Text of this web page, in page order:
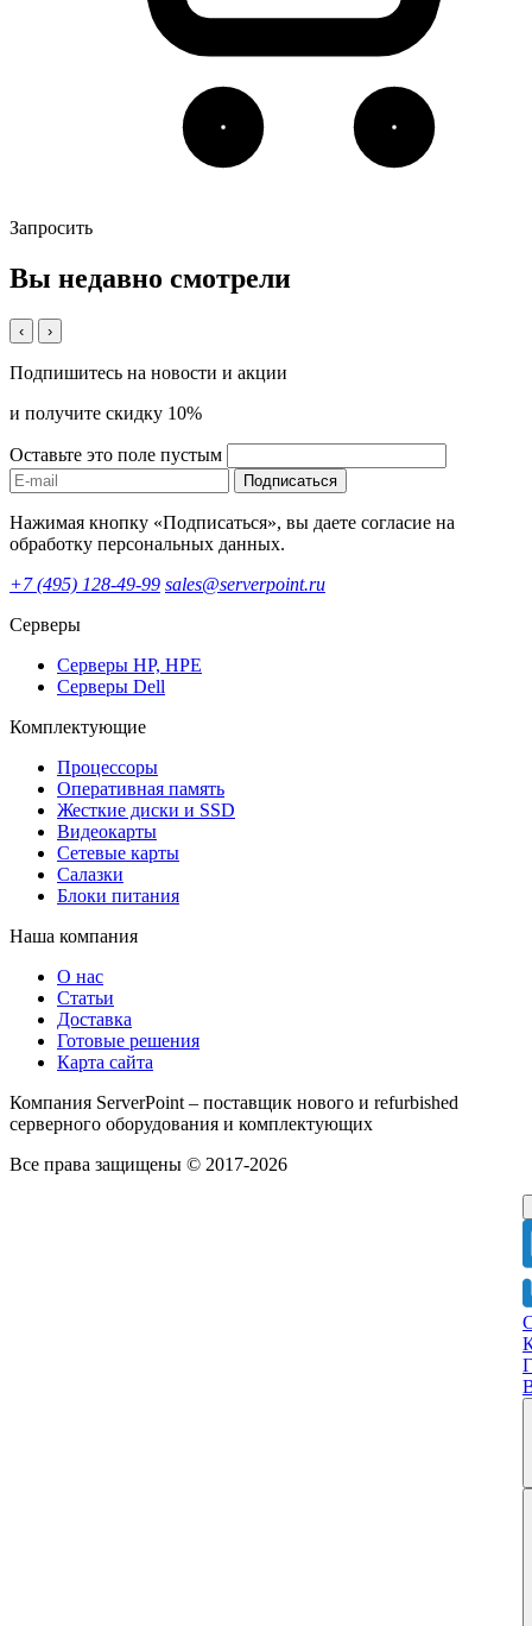
Запросить
Вы недавно смотрели
‹ ›
Подпишитесь на новости и акции
и получите скидку 10%
Оставьте это поле пустым
Подписаться
Нажимая кнопку «Подписаться», вы даете согласие на
обработку персональных данных.
+7 (495) 128-49-99 sales@serverpoint.ru
Серверы
Серверы HP, HPE
Серверы Dell
Комплектующие
Процессоры
Оперативная память
Жесткие диски и SSD
Видеокарты
Сетевые карты
Салазки
Блоки питания
Наша компания
О нас
Статьи
Доставка
Готовые решения
Карта сайта
Компания ServerPoint – поставщик нового и refurbished
серверного оборудования и комплектующих
Все права защищены © 2017-2026